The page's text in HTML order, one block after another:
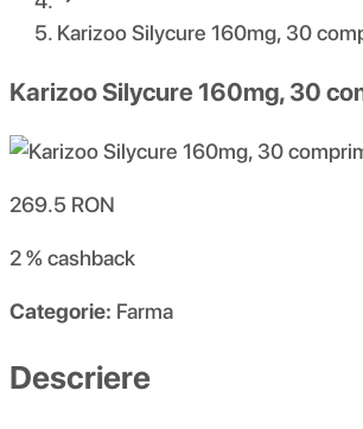
Karizoo Silycure 160mg, 30
Karizoo Silycure 160mg, 30
269.5 RON
2 %cashback
Categorie: Farma
Descriere